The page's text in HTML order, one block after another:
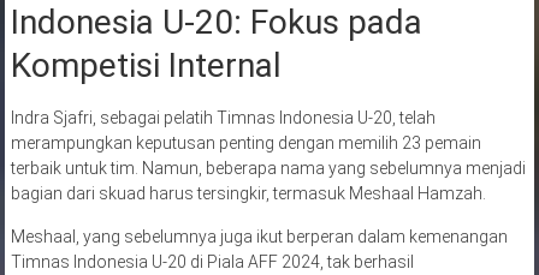
Indonesia U-20: Fokus pada
Kompetisi Internal
Indra Sjafri, sebagai pelatih Timnas Indonesia U-20, telah
merampungkan keputusan penting dengan memilih 23 pemain
terbaik untuk tim. Namun, beberapa nama yang sebelumnya menjadi
bagian dari skuad harus tersingkir, termasuk Meshaal Hamzah.
Meshaal, yang sebelumnya juga ikut berperan dalam kemenangan
Timnas Indonesia U-20 di Piala AFF 2024, tak berhasil